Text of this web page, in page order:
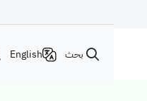
بحث English